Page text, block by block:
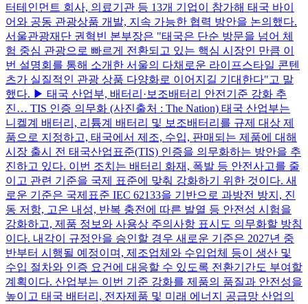
터테인먼트 회사, 의료기관 등 13개 기업이 참가해 태국 바이
어와 공동 관광상품 개발, 지속 가능한 협력 방안을 논의했다.
서울관광재단 권혁빈 본부장은 "태국은 단순 방문을 넘어 체
험 중심 관광으로 빠르게 전환되고 있는 핵심 시장인 만큼 이
번 설명회를 통해 소개한 서울의 다채로운 라이프스타일 콘텐
츠가 실질적인 관광 상품 다양화로 이어지길 기대한다"고 말
했다. ▶ 태국 산업부, 배터리·보조배터리 안전기준 강화 추
진… TIS 인증 의무화 (사진출처 : The Nation) 태국 산업부는
니켈계 배터리, 리튬계 배터리 및 보조배터리를 규제 대상 제
품으로 지정하고, 태국에서 제조, 수입, 판매되는 제품에 대해
시장 출시 전 태국산업표준(TIS) 인증을 의무화하는 방안을 추
진하고 있다. 이번 조치는 배터리 화재, 폭발 등 안전사고를 줄
이고 관련 기준을 국제 표준에 맞춰 강화하기 위한 것이다. 새
로운 기준은 국제표준 IEC 62133을 기반으로 과방전 방지, 진
동 저항, 고온 내성, 반복 충전에 따른 발열 등 안전성 시험을
강화하고, 제품 정보와 사용상 주의사항 표시도 의무화할 방침
이다. 내각이 규정안을 승인할 경우 새로운 기준은 2027년 중
반부터 시행될 예정이며, 제조업체와 수입업체 등이 생산 및
수입 절차와 인증 요건에 대응할 수 있도록 전환기간도 부여할
계획이다. 산업부는 이번 기준 강화를 제품의 품질과 안전성을
높이고 태국 배터리, 전자제품 및 미래 에너지 공급망 산업의